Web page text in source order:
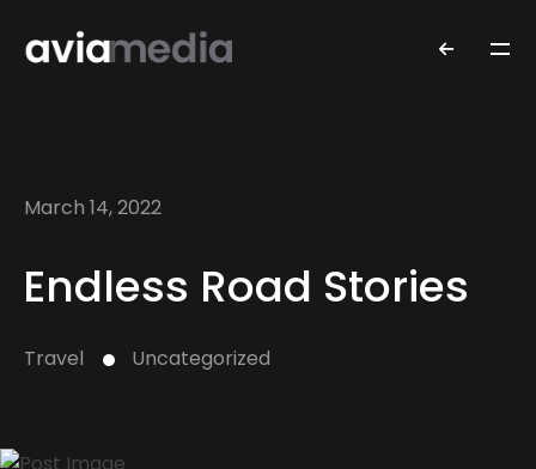
March 14, 2022
Endless Road Stories
Travel Uncategorized